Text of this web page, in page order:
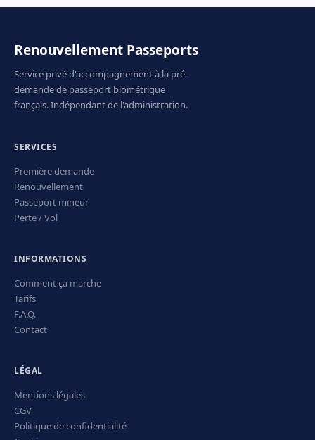
Renouvellement Passeports
Service privé d'accompagnement à la pré-
demande de passeport biométrique
français. Indépendant de l'administration.
SERVICES
Première demande
Renouvellement
Passeport mineur
Perte / Vol
INFORMATIONS
Comment ça marche
Tarifs
F.A.Q.
Contact
LÉGAL
Mentions légales
CGV
Politique de confidentialité